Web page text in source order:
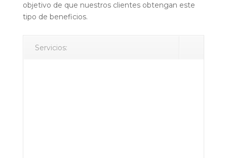
objetivo de que nuestros clientes obtengan este
tipo de beneficios.
Servicios: